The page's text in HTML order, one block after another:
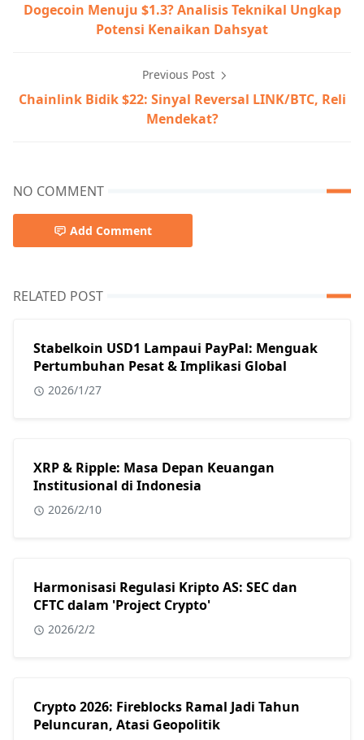
Dogecoin Menuju $1.3? Analisis Teknikal Ungkap
Potensi Kenaikan Dahsyat
Previous Post
Chainlink Bidik $22: Sinyal Reversal LINK/BTC, Reli
Mendekat?
NO COMMENT
Add Comment
RELATED POST
Stabelkoin USD1 Lampaui PayPal: Menguak
Pertumbuhan Pesat & Implikasi Global
2026/1/27
XRP & Ripple: Masa Depan Keuangan
Institusional di Indonesia
2026/2/10
Harmonisasi Regulasi Kripto AS: SEC dan
CFTC dalam 'Project Crypto'
2026/2/2
Crypto 2026: Fireblocks Ramal Jadi Tahun
Peluncuran, Atasi Geopolitik